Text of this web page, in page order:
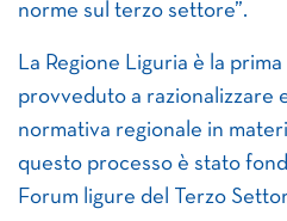
norme sul terzo settore”.
La Regione Liguria è la
provveduto a razionalizzare
normativa regionale in
questo processo è stato
Forum ligure del Terzo